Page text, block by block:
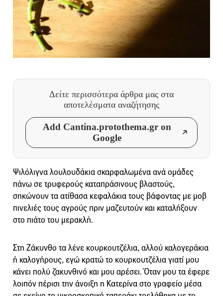
Δείτε περισσότερα άρθρα μας στα
αποτελέσματα αναζήτησης
Add Cantina.protothema.gr on
Google
Ψιλόλιγνα λουλουδάκια σκαρφαλωμένα ανά ομάδες
πάνω σε τρυφερούς καταπράσινους βλαστούς,
σηκώνουν τα ατίθασα κεφαλάκια τους βάφοντας με μοβ
πινελιές τους αγρούς πριν μαζευτούν και καταλήξουν
στο πιάτο του μερακλή.
Στη Ζάκυνθο τα λένε κουρκουτζέλια, αλλού καλογεράκια
ή καλογήρους, εγώ κρατώ το κουρκουτζέλια γιατί μου
κάνει πολύ ζακυνθινό και μου αρέσει. Όταν μου τα έφερε
λοιπόν πέρισι την άνοιξη η Κατερίνα στο γραφείο μέσα